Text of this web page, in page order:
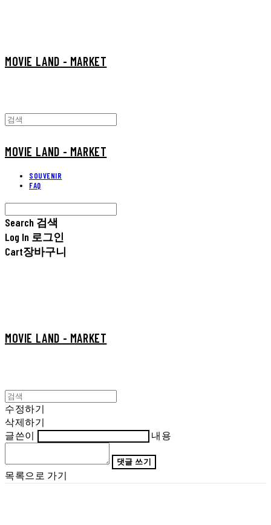
MOVIE LAND - MARKET
MOVIE LAND - MARKET
SOUVENIR
FAQ
Search 검색
Log In 로그인
Cart장바구니
MOVIE LAND - MARKET
수정하기
삭제하기
글쓴이
내용
댓글 쓰기
목록으로 가기